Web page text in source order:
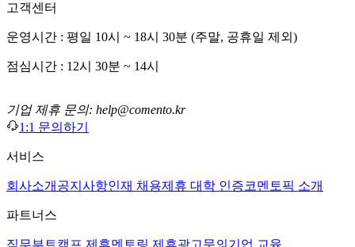
고객센터
운영시간 : 평일 10시 ~ 18시 30분 (주말, 공휴일 제외)
점심시간 : 12시 30분 ~ 14시
기업 제휴 문의: help@comento.kr
1:1 문의하기
서비스
회사소개 공지사항인재 채용제휴 대학 인증코멘토픽 소개
파트너스